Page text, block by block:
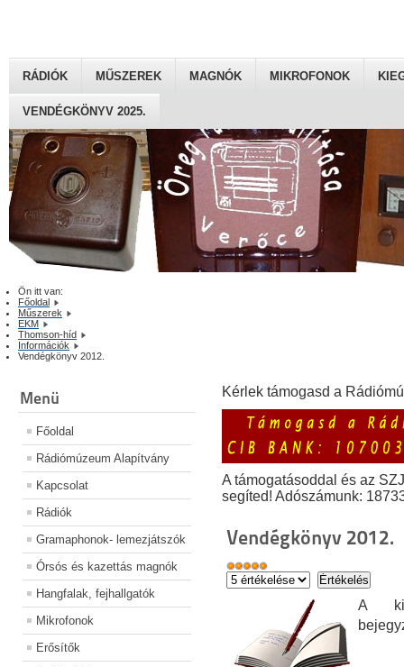
RÁDIÓK MŰSZEREK MAGNÓK MIKROFONOK
VENDÉGKÖNYV 2025.
Ön itt van:
Főoldal
Műszerek
EKM
Thomson-híd
Információk
Vendégkönyv 2012.
Menü
Főoldal
Rádiómúzeum Alapítvány
Kapcsolat
Rádiók
Gramaphonok- lemezjátszók
Órsós és kazettás magnók
Hangfalak, fejhallgatók
Mikrofonok
Erősítők
Kérlek támogasd a
A támogatásoddal és az
segíted! Adószámunk:
Vendégkönyv 2012.
A